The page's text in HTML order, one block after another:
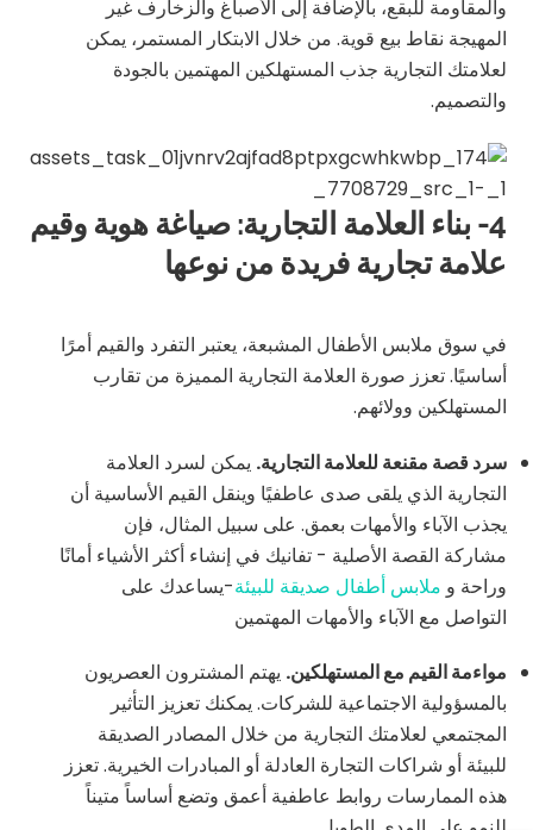
والمقاومة للبقع، بالإضافة إلى الأصباغ والزخارف غير
المهيجة نقاط بيع قوية. من خلال الابتكار المستمر، يمكن
لعلامتك التجارية جذب المستهلكين المهتمين بالجودة
والتصميم.
4- بناء العلامة التجارية: صياغة هوية وقيم
علامة تجارية فريدة من نوعها
في سوق ملابس الأطفال المشبعة، يعتبر التفرد والقيم أمرًا
أساسيًا. تعزز صورة العلامة التجارية المميزة من تقارب
المستهلكين وولائهم.
سرد قصة مقنعة للعلامة التجارية. يمكن لسرد العلامة
التجارية الذي يلقى صدى عاطفيًا وينقل القيم الأساسية أن
يجذب الآباء والأمهات بعمق. على سبيل المثال، فإن
مشاركة القصة الأصلية - تفانيك في إنشاء أكثر الأشياء أمانًا
وراحة و ملابس أطفال صديقة للبيئة-يساعدك على
التواصل مع الآباء والأمهات المهتمين
مواءمة القيم مع المستهلكين. يهتم المشترون العصريون
بالمسؤولية الاجتماعية للشركات. يمكنك تعزيز التأثير
المجتمعي لعلامتك التجارية من خلال المصادر الصديقة
للبيئة أو شراكات التجارة العادلة أو المبادرات الخيرية. تعزز
هذه الممارسات روابط عاطفية أعمق وتضع أساساً متيناً